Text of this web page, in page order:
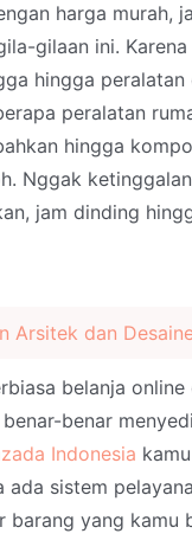
harga murah,
gilaan ini.
hingga
peralatan
hingga
Nggak
jam dinding
Arsitek dan
belanja
benar
Indonesia
ada sistem
barang yang kamu